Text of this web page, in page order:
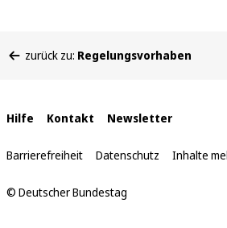
befinden
zurück zu: Regelungsvorhaben
Interne
Links
Hilfe Kontakt Newsletter
Barrierefreiheit Datenschutz Inhalte
© Deutscher Bundestag